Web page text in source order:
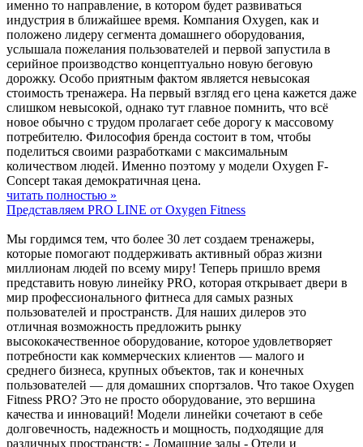
именно то направление, в котором будет развиваться
индустрия в ближайшее время. Компания Oxygen, как и
положено лидеру сегмента домашнего оборудования,
услышала пожелания пользователей и первой запустила в
серийное производство концептуально новую беговую
дорожку. Особо приятным фактом является невысокая
стоимость тренажера. На первый взгляд его цена кажется даже
слишком невысокой, однако тут главное помнить, что всё
новое обычно с трудом пролагает себе дорогу к массовому
потребителю. Философия бренда состоит в том, чтобы
поделиться своими разработками с максимальным
количеством людей. Именно поэтому у модели Oxygen F-
Concept такая демократичная цена.
читать полностью »
Представляем PRO LINE от Oxygen Fitness
Мы гордимся тем, что более 30 лет создаем тренажеры,
которые помогают поддерживать активный образ жизни
миллионам людей по всему миру! Теперь пришло время
представить новую линейку PRO, которая открывает двери в
мир профессионального фитнеса для самых разных
пользователей и пространств. Для наших дилеров это
отличная возможность предложить рынку
высококачественное оборудование, которое удовлетворяет
потребности как коммерческих клиентов — малого и
среднего бизнеса, крупных объектов, так и конечных
пользователей — для домашних спортзалов. Что такое Oxygen
Fitness PRO? Это не просто оборудование, это вершина
качества и инноваций! Модели линейки сочетают в себе
долговечность, надежность и мощность, подходящие для
различных пространств: - Домашние залы - Отели и